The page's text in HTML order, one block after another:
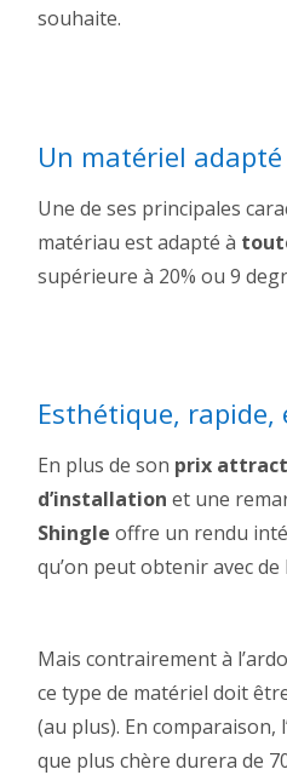
souhaite.
Un matériel
Une de ses principales
matériau est adapté à
supérieure à 20% ou 9
Esthétique, rapide,
En plus de son prix
d’installation et une
Shingle offre un rendu
qu’on peut obtenir avec de
Mais contrairement à
ce type de matériel doit
(au plus). En comparaison,
que plus chère durera de